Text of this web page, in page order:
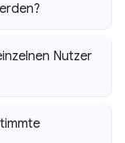
Nutzer